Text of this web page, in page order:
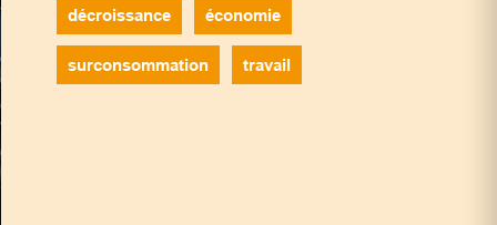
décroissance économie
surconsommation travail